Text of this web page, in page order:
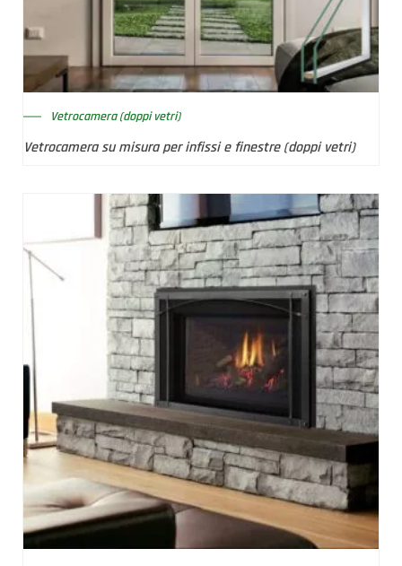
Vetrocamera (doppi vetri)
Vetrocamera su misura per infissi e finestre (doppi vetri)